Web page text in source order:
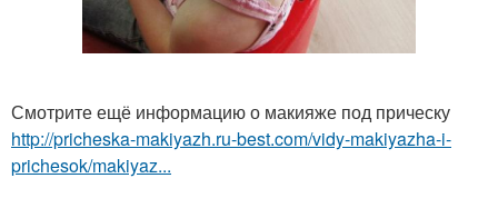
Смотрите ещё информацию о макияже под прическу
http://pricheska-makiyazh.ru-best.com/vidy-makiyazha-i-
prichesok/makiyaz...